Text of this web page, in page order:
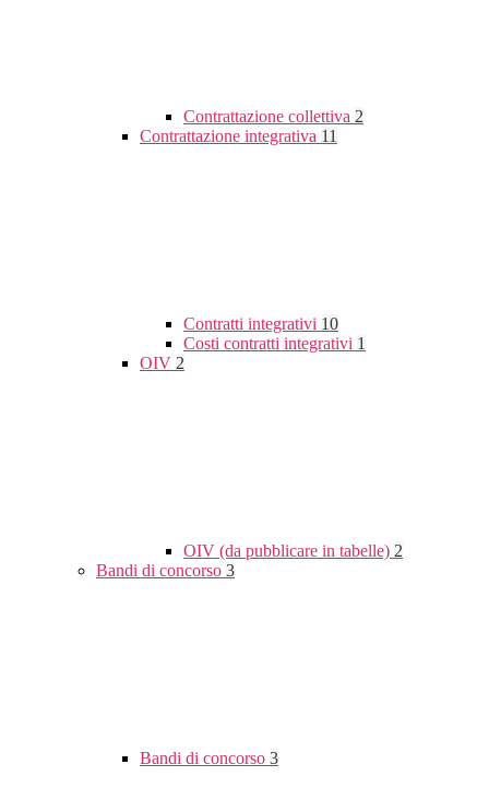
Contrattazione collettiva 2
Contrattazione integrativa 11
Contratti integrativi 10
Costi contratti integrativi 1
OIV 2
OIV (da pubblicare in tabelle) 2
Bandi di concorso 3
Bandi di concorso 3